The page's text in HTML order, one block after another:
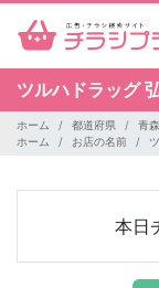
ツルハドラッグ
ホーム 都道府県 青
ホーム
お店の名前
本日